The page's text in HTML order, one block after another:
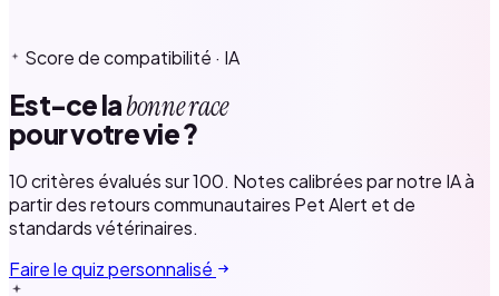
Score de compatibilité · IA
Est-ce labonne race
pour votre vie ?
10 critères évalués sur 100. Notes calibrées par notre IA à
partir des retours communautaires Pet Alert et de
standards vétérinaires.
Faire le quiz personnalisé